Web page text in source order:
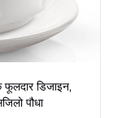
डिजाइन,
पौधा